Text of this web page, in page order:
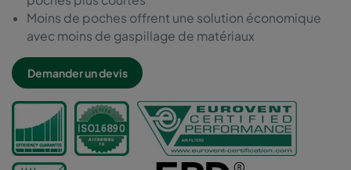
Moins de poches offrent une solution économique
avec moins de gaspillage de matériaux
Demander un devis